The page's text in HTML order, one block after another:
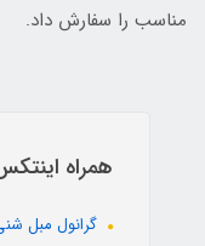
مناسب را سفارش داد.
همراه
گرانول مبل